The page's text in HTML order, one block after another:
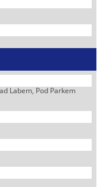
Labem, Pod Parkem